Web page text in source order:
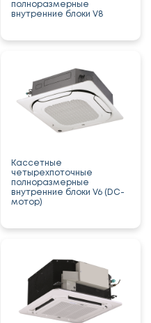
полноразмерные
внутренние блоки V8
Кассетные
четырехпоточные
полноразмерные
внутренние блоки V6 (DC-
мотор)